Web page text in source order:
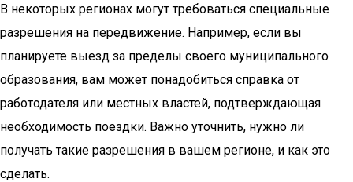
В некоторых регионах могут требоваться специальные
разрешения на передвижение. Например, если вы
планируете выезд за пределы своего муниципального
образования, вам может понадобиться справка от
работодателя или местных властей, подтверждающая
необходимость поездки. Важно уточнить, нужно ли
получать такие разрешения в вашем регионе, и как это
сделать.